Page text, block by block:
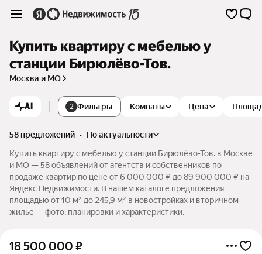
Купить квартиру с мебелью у
станции Бирюлёво-Тов.
Москва и МО
AI 2 Фильтры Комнаты Цена
58 предложений •
по актуальности
Купить квартиру с мебелью у станции Бирюлёво-Тов. в Москве
и МО — 58 объявлений от агентств и собственников по
продаже квартир по цене от 6 000 000 ₽ до 89 900 000 ₽ на
Яндекс Недвижимости. В нашем каталоге предложения
площадью от 10 м² до 245,9 м² в новостройках и вторичном
жилье — фото, планировки и характеристики.
18 500 000 ₽